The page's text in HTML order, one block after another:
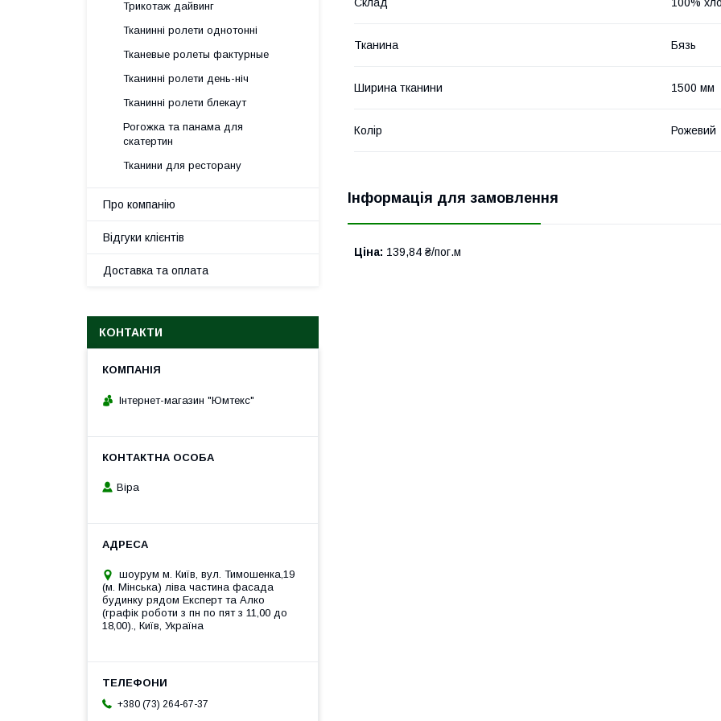
Склад 100%
Тканина Бязь
Ширина тканини 1500 мм
Колір Рожевий
Інформація для замовлення
Ціна: 139,84 ₴/пог.м
Трикотаж дайвинг
Тканинні ролети однотонні
Тканевые ролеты фактурные
Тканинні ролети день-ніч
Тканинні ролети блекаут
Рогожка та панама для
скатертин
Тканини для ресторану
Про компанію
Відгуки клієнтів
Доставка та оплата
КОНТАКТИ
Інтернет-магазин "Юмтекс"
Віра
шоурум м. Київ, вул. Тимошенка,19
(м. Мінська) ліва частина фасада
будинку рядом Експерт та Алко
(графік роботи з пн по пят з 11,00 до
18,00)., Київ, Україна
+380 (73) 264-67-37